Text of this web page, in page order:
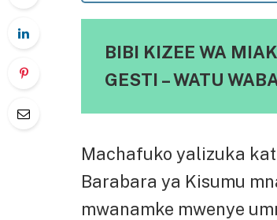
BIBI KIZEE WA
GESTI – WATU
Machafuko yalizuka
Barabara ya Kisumu
mwanamke mwenye